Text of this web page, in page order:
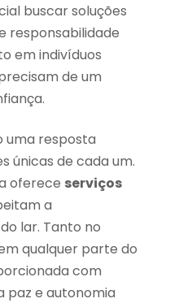
buscar soluções
responsabilidade
em indivíduos
de um
uma resposta
únicas de cada um.
oferece serviços
a
lar. Tanto no
qualquer parte do
com
paz e autonomia